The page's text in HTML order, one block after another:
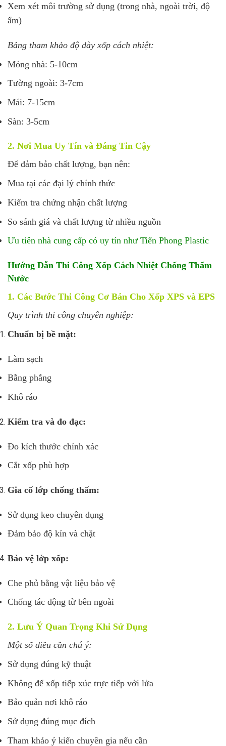
Xem xét môi trường sử dụng (trong nhà, ngoài trời, độ
ẩm)
Bảng tham khảo độ dày xốp cách nhiệt:
Móng nhà: 5-10cm
Tường ngoài: 3-7cm
Mái: 7-15cm
Sàn: 3-5cm
2. Nơi Mua Uy Tín và Đáng Tin Cậy
Để đảm bảo chất lượng, bạn nên:
Mua tại các đại lý chính thức
Kiểm tra chứng nhận chất lượng
So sánh giá và chất lượng từ nhiều nguồn
Ưu tiên nhà cung cấp có uy tín như Tiến Phong Plastic
Hướng Dẫn Thi Công Xốp Cách Nhiệt Chống Thấm
Nước
1. Các Bước Thi Công Cơ Bản Cho Xốp XPS và EPS
Quy trình thi công chuyên nghiệp:
Chuẩn bị bề mặt:
Làm sạch
Bằng phẳng
Khô ráo
Kiểm tra và đo đạc:
Đo kích thước chính xác
Cắt xốp phù hợp
Gia cố lớp chống thấm:
Sử dụng keo chuyên dụng
Đảm bảo độ kín và chặt
Bảo vệ lớp xốp:
Che phủ bằng vật liệu bảo vệ
Chống tác động từ bên ngoài
2. Lưu Ý Quan Trọng Khi Sử Dụng
Một số điều cần chú ý:
Sử dụng đúng kỹ thuật
Không để xốp tiếp xúc trực tiếp với lửa
Bảo quản nơi khô ráo
Sử dụng đúng mục đích
Tham khảo ý kiến chuyên gia nếu cần